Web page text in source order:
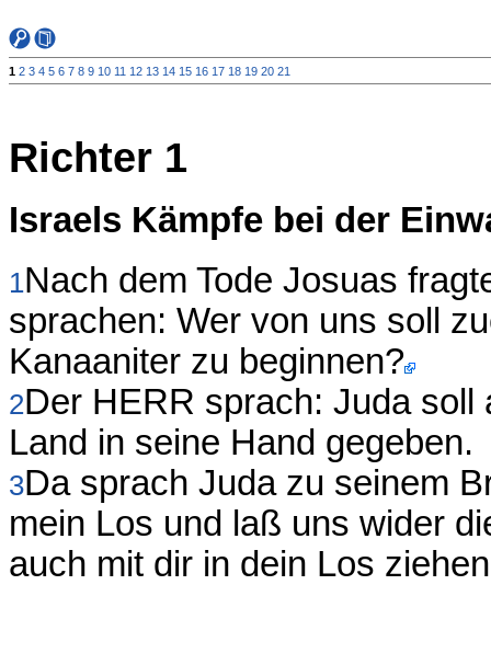
1 2 3 4 5 6 7 8 9 10 11 12 13 14 15 16 17 18 19 20 21
Richter 1
Israels Kämpfe bei der
1Nach dem Tode Josuas
sprachen: Wer von uns soll
Kanaaniter zu beginnen?
2Der HERR sprach: Juda
Land in seine Hand gegeben.
3Da sprach Juda zu seinem
mein Los und laß uns wider
auch mit dir in dein Los